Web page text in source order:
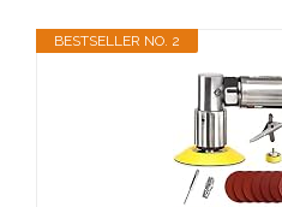
BESTSELLER NO. 2